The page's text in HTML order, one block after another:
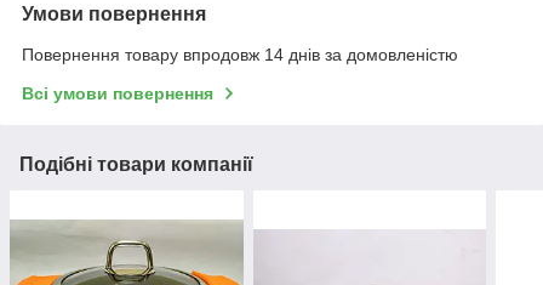
Умови повернення
Повернення товару впродовж 14 днів за домовленістю
Всі умови повернення
Подібні товари компанії